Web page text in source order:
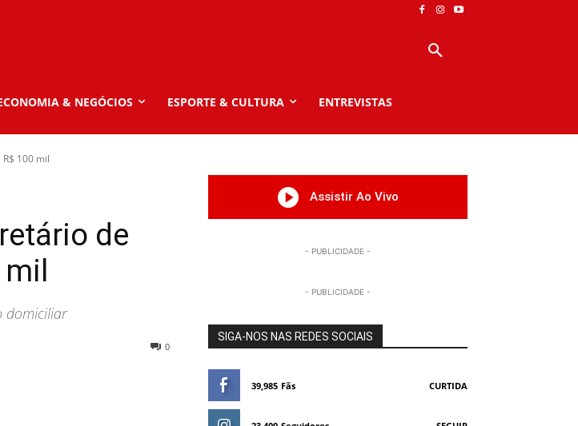
& NEGÓCIOS ESPORTE & CULTURA ENTREVISTAS
100 mil
de
domiciliar
0
Assistir Ao Vivo
- PUBLICIDADE -
- PUBLICIDADE -
SIGA-NOS NAS REDES SOCIAIS
39,985 Fãs CURTIDA